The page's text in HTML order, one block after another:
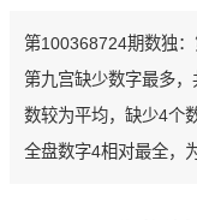
第100368724期数独
第九宫缺少数字最多
数较为平均，缺少4个
全盘数字4相对最全，